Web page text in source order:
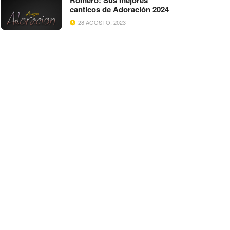
canticos de Adoración 2024
28 AGOSTO, 2023